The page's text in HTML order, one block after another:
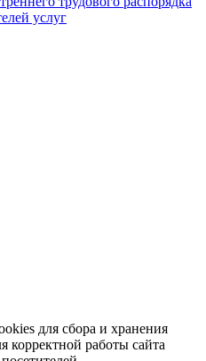
услуг
для сбора и хранения
корректной работы сайта